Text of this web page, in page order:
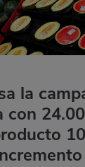
la
con